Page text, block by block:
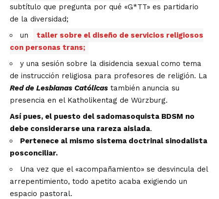
subtítulo que pregunta por qué «G*TT» es partidario
de la diversidad;
un
taller sobre el diseño de servicios religiosos
con personas trans;
y una sesión sobre la disidencia sexual como tema
de instrucción religiosa para profesores de religión. La
Red de Lesbianas Católicas también anuncia su
presencia en el Katholikentag de Würzburg.
Así pues, el puesto del sadomasoquista BDSM no
debe considerarse una rareza aislada.
Pertenece al mismo sistema doctrinal sinodalista
posconciliar.
Una vez que el «acompañamiento» se desvincula del
arrepentimiento, todo apetito acaba exigiendo un
espacio pastoral.